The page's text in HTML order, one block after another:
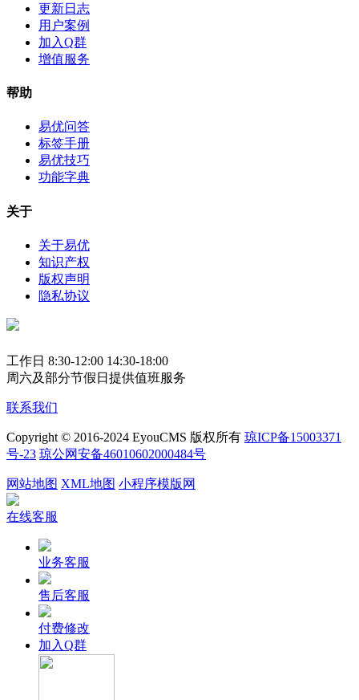
更新日志
用户案例
加入Q群
增值服务
帮助
易优问答
标签手册
易优技巧
功能字典
关于
关于易优
知识产权
版权声明
隐私协议
工作日 8:30-12:00 14:30-18:00
周六及部分节假日提供值班服务
联系我们
Copyright © 2016-2024 EyouCMS 版权所有 琼ICP备15003371
号-23 琼公网安备46010602000484号
网站地图 XML地图 小程序模版网
在线客服
业务客服
售后客服
付费修改
加入Q群